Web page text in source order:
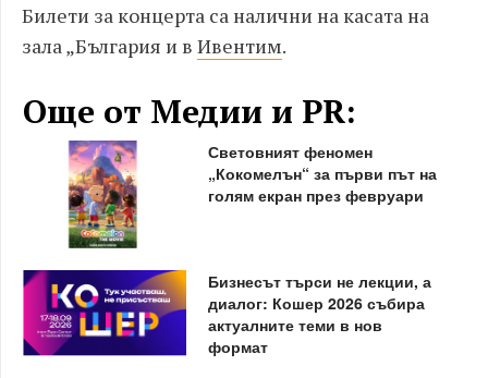
Билети за концерта са налични на касата на
зала „България и в Ивентим.
Още от Медии и PR:
Световният феномен
„Кокомелън“ за първи път на
голям екран през февруари
Бизнесът търси не лекции, а
диалог: Кошер 2026 събира
актуалните теми в нов
формат